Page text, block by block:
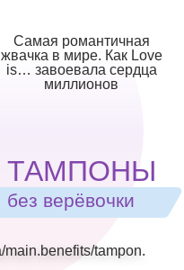
Самая романтичная
жвачка в мире. Как Love
is… завоевала сердца
миллионов
ТАМПОНЫ
без верёвочки